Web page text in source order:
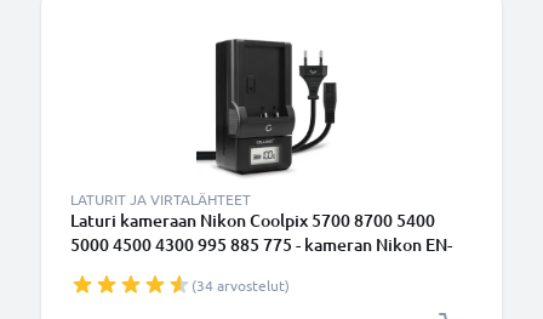
LATURIT JA VIRTALÄHTEET
Laturi kameraan Nikon Coolpix 5700 8700 5400
5000 4500 4300 995 885 775 - kameran Nikon EN-
(34 arvostelut)